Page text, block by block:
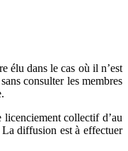
élu dans le cas où il n’est
consulter les membres
collectif d’au
diffusion est à effectuer